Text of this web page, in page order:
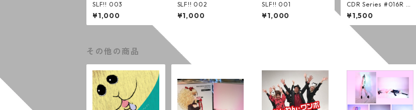
SLF!! 003
¥1,000
SLF!! 002
¥1,000
SLF!! 001
¥1,000
CDR Series #016R m
ask 2 mask (通常版)
¥1,500
その他の商品